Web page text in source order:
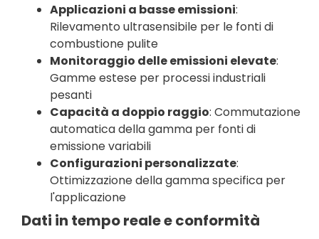
Applicazioni a basse emissioni:
Rilevamento ultrasensibile per le fonti di
combustione pulite
Monitoraggio delle emissioni elevate:
Gamme estese per processi industriali
pesanti
Capacità a doppio raggio: Commutazione
automatica della gamma per fonti di
emissione variabili
Configurazioni personalizzate:
Ottimizzazione della gamma specifica per
l'applicazione
Dati in tempo reale e conformità